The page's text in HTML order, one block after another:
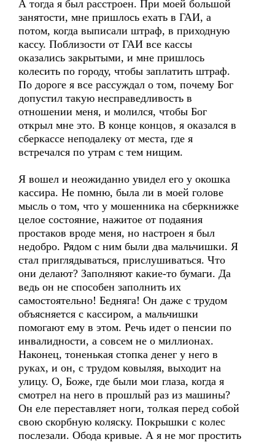
А тогда я был расстроен. При моей большой
занятости, мне пришлось ехать в ГАИ, а
потом, когда выписали штраф, в приходную
кассу. Поблизости от ГАИ все кассы
оказались закрытыми, и мне пришлось
колесить по городу, чтобы заплатить штраф.
По дороге я все рассуждал о том, почему Бог
допустил такую несправедливость в
отношении меня, и молился, чтобы Бог
открыл мне это. В конце концов, я оказался в
сберкассе неподалеку от места, где я
встречался по утрам с тем нищим.
Я вошел и неожиданно увидел его у окошка
кассира. Не помню, была ли в моей голове
мысль о том, что у мошенника на сберкнижке
целое состояние, нажитое от подаяния
простаков вроде меня, но настроен я был
недобро. Рядом с ним были два мальчишки. Я
стал приглядываться, прислушиваться. Что
они делают? Заполняют какие-то бумаги. Да
ведь он не способен заполнить их
самостоятельно! Бедняга! Он даже с трудом
объясняется с кассиром, а мальчишки
помогают ему в этом. Речь идет о пенсии по
инвалидности, а совсем не о миллионах.
Наконец, тоненькая стопка денег у него в
руках, и он, с трудом ковыляя, выходит на
улицу. О, Боже, где были мои глаза, когда я
смотрел на него в прошлый раз из машины?
Он еле переставляет ноги, толкая перед собой
свою скорбную коляску. Покрышки с колес
послезали. Обода кривые. А я не мог простить